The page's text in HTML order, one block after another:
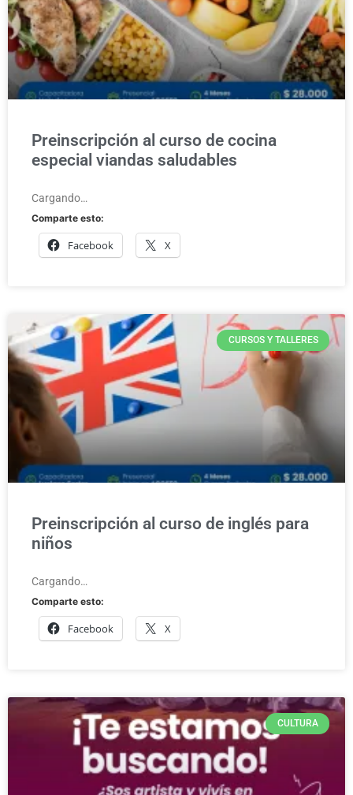
Preinscripción al curso de cocina
especial viandas saludables
Cargando…
Comparte esto:
Facebook X
CURSOS Y TALLERES
Preinscripción al curso de inglés para
niños
Cargando…
Comparte esto:
Facebook X
CULTURA